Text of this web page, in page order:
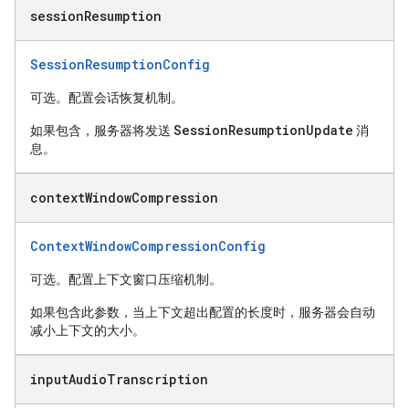
sessionResumption
SessionResumptionConfig
可选。配置会话恢复机制。
如果包含，服务器将发送 SessionResumptionUpdate 消
息。
contextWindowCompression
ContextWindowCompressionConfig
可选。配置上下文窗口压缩机制。
如果包含此参数，当上下文超出配置的长度时，服务器会自动
减小上下文的大小。
inputAudioTranscription